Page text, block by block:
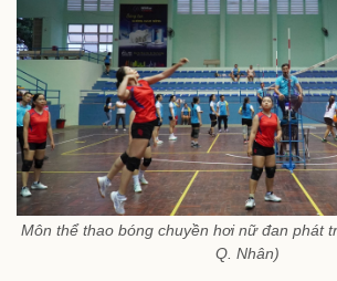
Môn thể thao bóng chuyền hơi nữ đan phát
Q. Nhân)